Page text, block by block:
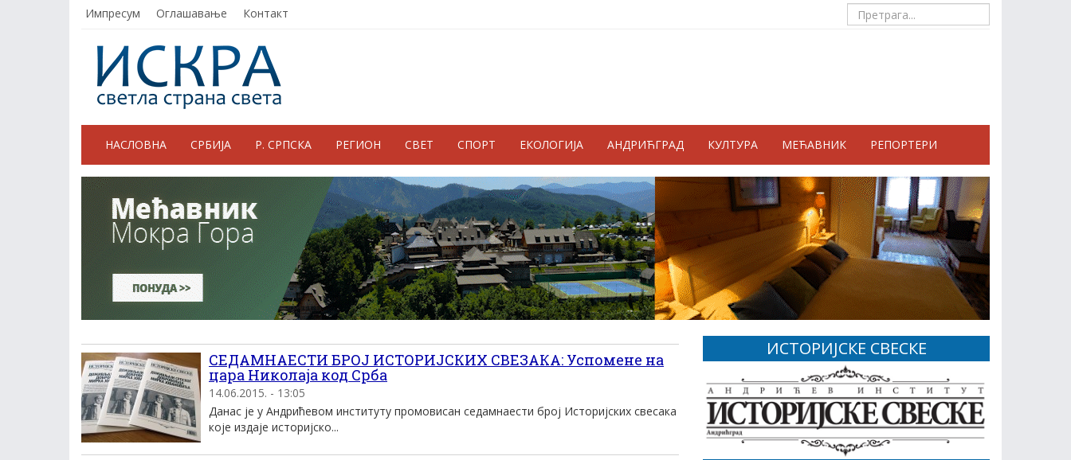
Импресум Оглашавање Контакт
НАСЛОВНА СРБИЈА Р. СРПСКА РЕГИОН СВЕТ СПОРТ ЕКОЛОГИЈА АНДРИЋГРАД КУЛТУРА МЕЋАВНИК РЕПОРТЕРИ
СЕДАМНАЕСТИ БРОЈ ИСТОРИЈСКИХ СВЕЗАКА: Успомене на
цара Николаја код Срба
14.06.2015. - 13:05
Данас је у Андрићевом институту промовисан седамнаести број Историјских свесака
које издаје историјско...
ИСТОРИЈСКЕ СВЕСКЕ